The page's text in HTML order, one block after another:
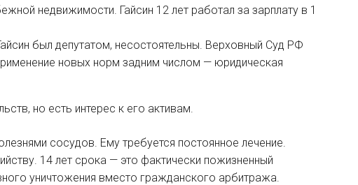
недвижимости. Гайсин 12 лет работал за зарплату в 1
был депутатом, несостоятельны. Верховный Суд РФ
новых норм задним числом — юридическая
но есть интерес к его активам.
сосудов. Ему требуется постоянное лечение.
14 лет срока — это фактически пожизненный
уничтожения вместо гражданского арбитража.